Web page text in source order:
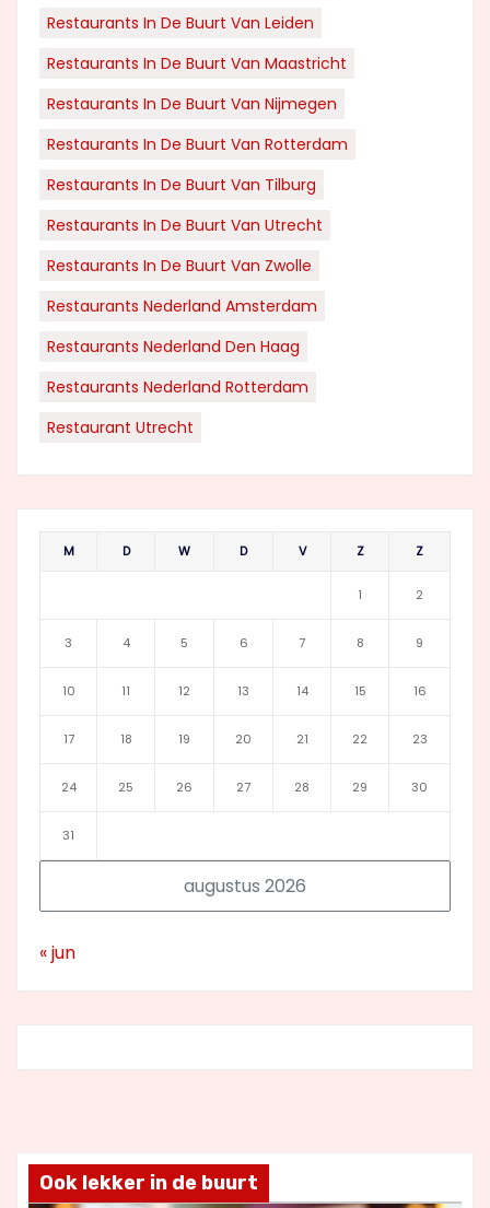
Restaurants In De Buurt Van Leiden
Restaurants In De Buurt Van Maastricht
Restaurants In De Buurt Van Nijmegen
Restaurants In De Buurt Van Rotterdam
Restaurants In De Buurt Van Tilburg
Restaurants In De Buurt Van Utrecht
Restaurants In De Buurt Van Zwolle
Restaurants Nederland Amsterdam
Restaurants Nederland Den Haag
Restaurants Nederland Rotterdam
Restaurant Utrecht
augustus 2026
M D W D V Z Z
1 2
3 4 5 6 7 8 9
10 11 12 13 14 15 16
17 18 19 20 21 22 23
24 25 26 27 28 29 30
31
« jun
Ook lekker in de buurt